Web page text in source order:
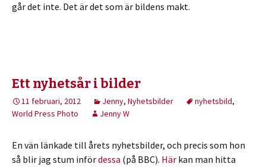
går det inte. Det är det som är bildens makt.
Ett nyhetsår i bilder
11 februari, 2012 Jenny, Nyhetsbilder nyhetsbild,
World Press Photo
Jenny W
En vän länkade till årets nyhetsbilder, och precis som hon
så blir jag stum infördessa (på BBC). Här kan man hitta